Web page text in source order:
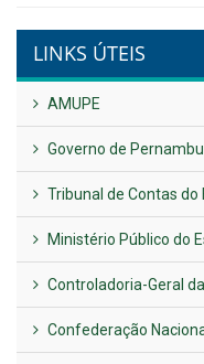
UTILIDADE PÚBLICA
Previous